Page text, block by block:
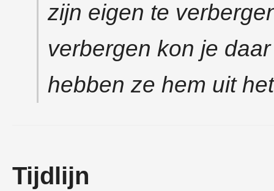
zijn eigen te
verbergen kon je
hebben ze hem uit
Tijdlijn